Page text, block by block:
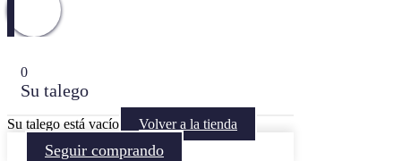
0
Su talego
Su talego está vacío Volver a la tienda
Seguir comprando